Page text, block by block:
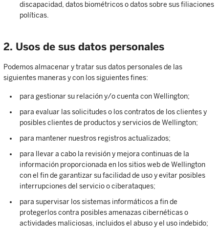
discapacidad, datos biométricos o datos sobre sus filiaciones
políticas.
2. Usos de sus datos personales
Podemos almacenar y tratar sus datos personales de las
siguientes maneras y con los siguientes fines:
para gestionar su relación y/o cuenta con Wellington;
para evaluar las solicitudes o los contratos de los clientes y
posibles clientes de productos y servicios de Wellington;
para mantener nuestros registros actualizados;
para llevar a cabo la revisión y mejora continuas de la
información proporcionada en los sitios web de Wellington
con el fin de garantizar su facilidad de uso y evitar posibles
interrupciones del servicio o ciberataques;
para supervisar los sistemas informáticos a fin de
protegerlos contra posibles amenazas cibernéticas o
actividades maliciosas, incluidos el abuso y el uso indebido;